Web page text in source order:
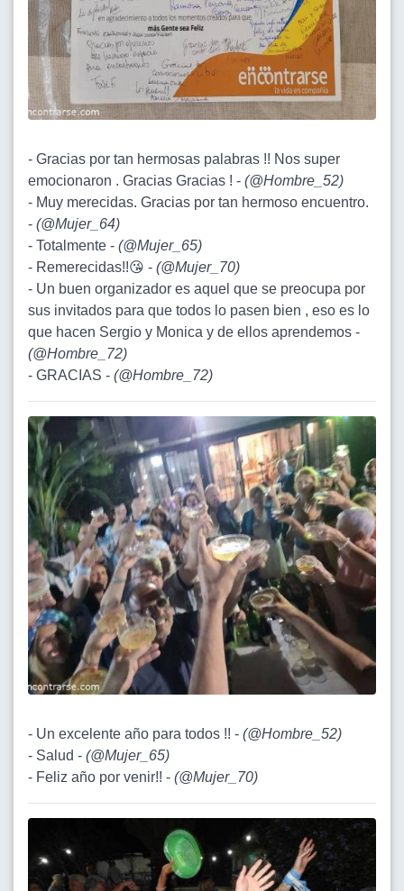
- Gracias por tan hermosas palabras !! Nos super
emocionaron . Gracias Gracias ! - (@Hombre_52)
- Muy merecidas. Gracias por tan hermoso encuentro.
- (@Mujer_64)
- Totalmente - (@Mujer_65)
- Remerecidas!!😘 - (@Mujer_70)
- Un buen organizador es aquel que se preocupa por
sus invitados para que todos lo pasen bien , eso es lo
que hacen Sergio y Monica y de ellos aprendemos -
(@Hombre_72)
- GRACIAS - (@Hombre_72)
- Un excelente año para todos !! - (@Hombre_52)
- Salud - (@Mujer_65)
- Feliz año por venir!! - (@Mujer_70)